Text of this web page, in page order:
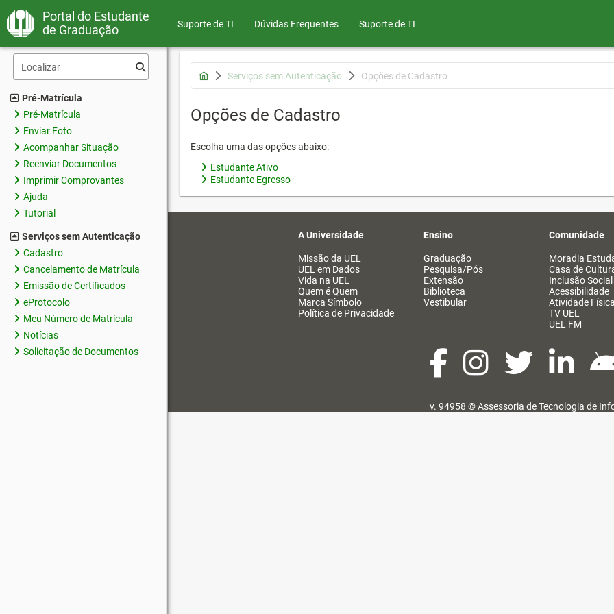
Portal do Estudante
de Graduação
Suporte de TI Dúvidas Frequentes Suporte de TI
Pré-Matrícula
Pré-Matrícula
Enviar Foto
Acompanhar Situação
Reenviar Documentos
Imprimir Comprovantes
Ajuda
Tutorial
Serviços sem Autenticação
Cadastro
Cancelamento de Matrícula
Emissão de Certificados
eProtocolo
Meu Número de Matrícula
Notícias
Solicitação de Documentos
Serviços sem Autenticação Opções de Cadastro
Opções de Cadastro
Escolha uma das opções abaixo:
Estudante Ativo
Estudante Egresso
A Universidade
Missão da UEL
UEL em Dados
Vida na UEL
Quem é Quem
Marca Símbolo
Política de Privacidade
Ensino
Graduação
Pesquisa/Pós
Extensão
Biblioteca
Vestibular
Comunidade
Moradia
Casa de
Inclusão Social
Acessibilidade
Atividade Física
TV UEL
UEL FM
v. 94958 ©Assessoria de Tecnologia de